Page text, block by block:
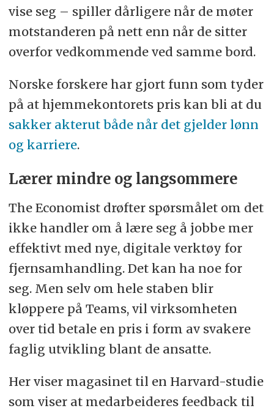
vise seg – spiller dårligere når de møter
motstanderen på nett enn når de sitter
overfor vedkommende ved samme bord.
Norske forskere har gjort funn som tyder
på at hjemmekontorets pris kan bli at du
sakker akterut både når det gjelder lønn
og karriere.
Lærer mindre og langsommere
The Economist drøfter spørsmålet om det
ikke handler om å lære seg å jobbe mer
effektivt med nye, digitale verktøy for
fjernsamhandling. Det kan ha noe for
seg. Men selv om hele staben blir
kløppere på Teams, vil virksomheten
over tid betale en pris i form av svakere
faglig utvikling blant de ansatte.
Her viser magasinet til en Harvard-studie
som viser at medarbeideres feedback til